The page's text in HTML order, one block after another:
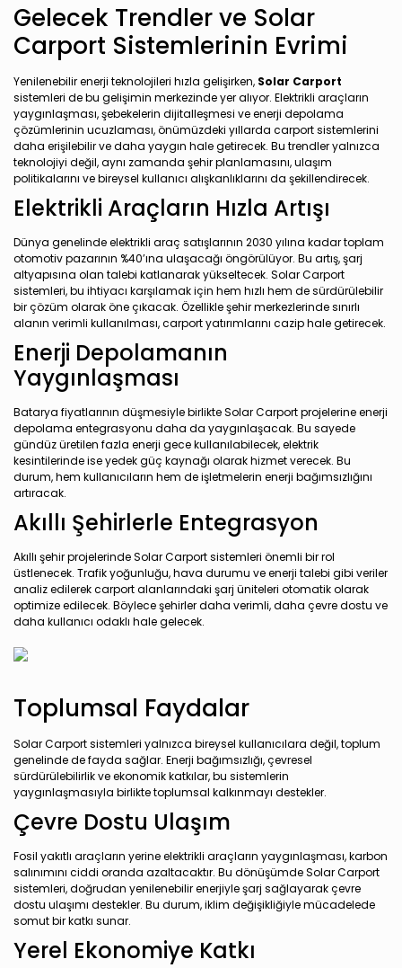
Gelecek Trendler ve Solar
Carport Sistemlerinin Evrimi
Yenilenebilir enerji teknolojileri hızla gelişirken, Solar Carport
sistemleri de bu gelişimin merkezinde yer alıyor. Elektrikli araçların
yaygınlaşması, şebekelerin dijitalleşmesi ve enerji depolama
çözümlerinin ucuzlaması, önümüzdeki yıllarda carport sistemlerini
daha erişilebilir ve daha yaygın hale getirecek. Bu trendler yalnızca
teknolojiyi değil, aynı zamanda şehir planlamasını, ulaşım
politikalarını ve bireysel kullanıcı alışkanlıklarını da şekillendirecek.
Elektrikli Araçların Hızla Artışı
Dünya genelinde elektrikli araç satışlarının 2030 yılına kadar toplam
otomotiv pazarının %40’ına ulaşacağı öngörülüyor. Bu artış, şarj
altyapısına olan talebi katlanarak yükseltecek. Solar Carport
sistemleri, bu ihtiyacı karşılamak için hem hızlı hem de sürdürülebilir
bir çözüm olarak öne çıkacak. Özellikle şehir merkezlerinde sınırlı
alanın verimli kullanılması, carport yatırımlarını cazip hale getirecek.
Enerji Depolamanın
Yaygınlaşması
Batarya fiyatlarının düşmesiyle birlikte Solar Carport projelerine enerji
depolama entegrasyonu daha da yaygınlaşacak. Bu sayede
gündüz üretilen fazla enerji gece kullanılabilecek, elektrik
kesintilerinde ise yedek güç kaynağı olarak hizmet verecek. Bu
durum, hem kullanıcıların hem de işletmelerin enerji bağımsızlığını
artıracak.
Akıllı Şehirlerle Entegrasyon
Akıllı şehir projelerinde Solar Carport sistemleri önemli bir rol
üstlenecek. Trafik yoğunluğu, hava durumu ve enerji talebi gibi veriler
analiz edilerek carport alanlarındaki şarj üniteleri otomatik olarak
optimize edilecek. Böylece şehirler daha verimli, daha çevre dostu ve
daha kullanıcı odaklı hale gelecek.
Toplumsal Faydalar
Solar Carport sistemleri yalnızca bireysel kullanıcılara değil, toplum
genelinde de fayda sağlar. Enerji bağımsızlığı, çevresel
sürdürülebilirlik ve ekonomik katkılar, bu sistemlerin
yaygınlaşmasıyla birlikte toplumsal kalkınmayı destekler.
Çevre Dostu Ulaşım
Fosil yakıtlı araçların yerine elektrikli araçların yaygınlaşması, karbon
salınımını ciddi oranda azaltacaktır. Bu dönüşümde Solar Carport
sistemleri, doğrudan yenilenebilir enerjiyle şarj sağlayarak çevre
dostu ulaşımı destekler. Bu durum, iklim değişikliğiyle mücadelede
somut bir katkı sunar.
Yerel Ekonomiye Katkı